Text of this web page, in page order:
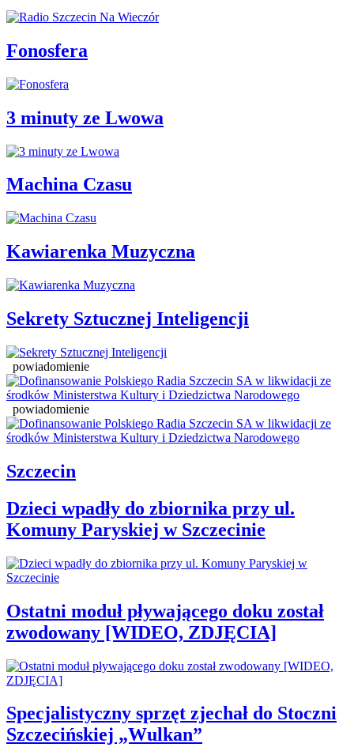
Fonosfera
3 minuty ze Lwowa
Machina Czasu
Kawiarenka Muzyczna
Sekrety Sztucznej Inteligencji
powiadomienie
powiadomienie
Szczecin
Dzieci wpadły do zbiornika przy ul.
Komuny Paryskiej w Szczecinie
Ostatni moduł pływającego doku został
zwodowany [WIDEO, ZDJĘCIA]
Specjalistyczny sprzęt zjechał do Stoczni
Szczecińskiej „Wulkan”